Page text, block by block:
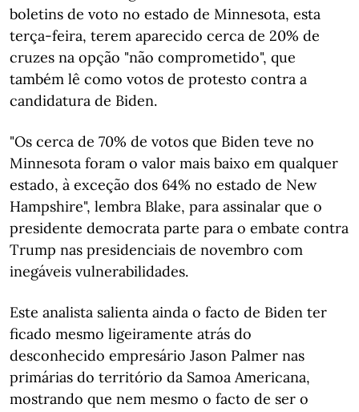
boletins de voto no estado de Minnesota, esta
terça-feira, terem aparecido cerca de 20% de
cruzes na opção "não comprometido", que
também lê como votos de protesto contra a
candidatura de Biden.
"Os cerca de 70% de votos que Biden teve no
Minnesota foram o valor mais baixo em qualquer
estado, à exceção dos 64% no estado de New
Hampshire", lembra Blake, para assinalar que o
presidente democrata parte para o embate contra
Trump nas presidenciais de novembro com
inegáveis vulnerabilidades.
Este analista salienta ainda o facto de Biden ter
ficado mesmo ligeiramente atrás do
desconhecido empresário Jason Palmer nas
primárias do território da Samoa Americana,
mostrando que nem mesmo o facto de ser o